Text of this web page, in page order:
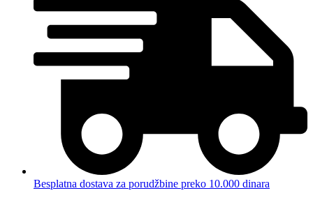
Besplatna dostava za porudžbine preko 10.000 dinara